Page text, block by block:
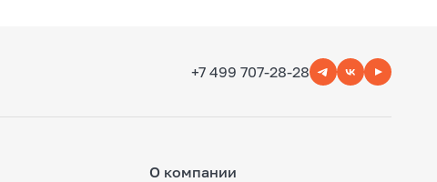
+7 499 707-28-28
О компании